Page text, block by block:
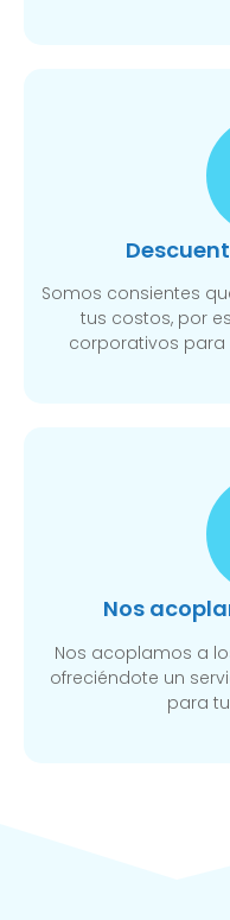
Somos consientes
tus costos, por
corporativos para
Nos
Nos acoplamos a
ofreciéndote un
para